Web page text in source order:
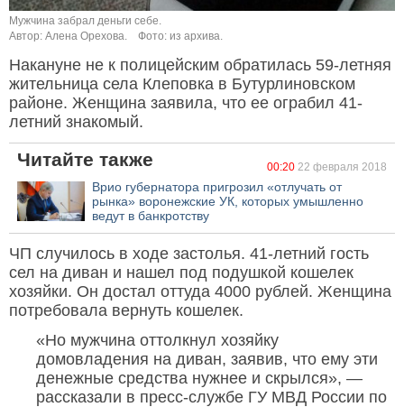
Мужчина забрал деньги себе.
Автор: Алена Орехова.
Фото: из архива.
Накануне не к полицейским обратилась 59-летняя
жительница села Клеповка в Бутурлиновском
районе. Женщина заявила, что ее ограбил 41-
летний знакомый.
Читайте также 00:20 22 февраля 2018
Врио губернатора пригрозил «отлучать от
рынка» воронежские УК, которых умышленно
ведут в банкротству
ЧП случилось в ходе застолья. 41-летний гость
сел на диван и нашел под подушкой кошелек
хозяйки. Он достал оттуда 4000 рублей. Женщина
потребовала вернуть кошелек.
«Но мужчина оттолкнул хозяйку
домовладения на диван, заявив, что ему эти
денежные средства нужнее и скрылся», —
рассказали в пресс-службе ГУ МВД России по